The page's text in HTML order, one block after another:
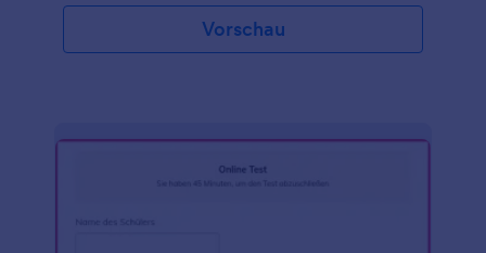
Vorschau